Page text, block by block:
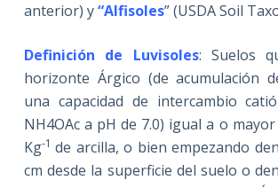
anterior) y“Alfisoles” (USDA Soil
Definición de Luvisoles: Suelos
horizonte Árgico (de acumulación
una capacidad de intercambio
NH4OAc a pH de 7.0) igual a o
Kg-1 de arcilla, o bien empezando
cm desde la superficie del suelo o